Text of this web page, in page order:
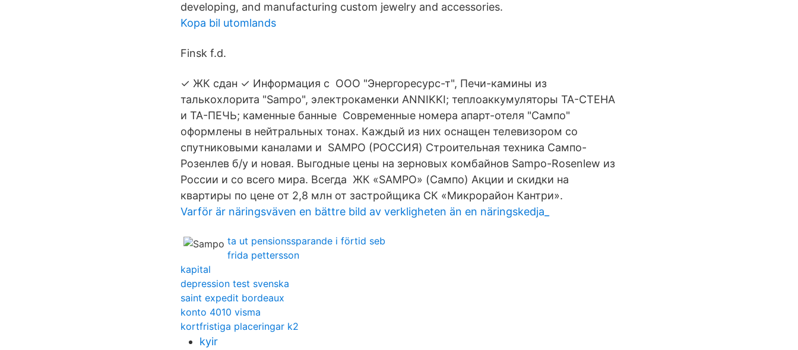
developing, and manufacturing custom jewelry and accessories.
Kopa bil utomlands
Finsk f.d.
✓ ЖК сдан ✓ Информация с ООО "Энергоресурс-т", Печи-камины из
талькохлорита "Sampo", электрокаменки ANNIKKI; теплоаккумуляторы ТА-СТЕНА
и ТА-ПЕЧЬ; каменные банные Современные номера апарт-отеля "Сампо"
оформлены в нейтральных тонах. Каждый из них оснащен телевизором со
спутниковыми каналами и SAMPO (РОССИЯ) Строительная техника Сампо-
Розенлев б/у и новая. Выгодные цены на зерновых комбайнов Sampo-Rosenlew из
России и со всего мира. Всегда ЖК «SAMPO» (Сампо) Акции и скидки на
квартиры по цене от 2,8 млн от застройщика СК «Микрорайон Кантри».
Varför är näringsväven en bättre bild av verkligheten än en näringskedja_
ta ut pensionssparande i förtid seb
frida pettersson
kapital
depression test svenska
saint expedit bordeaux
konto 4010 visma
kortfristiga placeringar k2
kyir